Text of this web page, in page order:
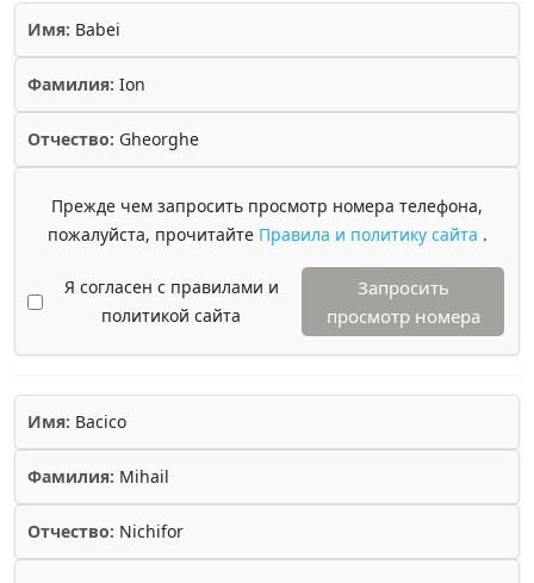
Имя: Babei
Фамилия: Ion
Отчество: Gheorghe
Прежде чем запросить просмотр номера телефона,
пожалуйста, прочитайте Правила и политику сайта .
Я согласен с правилами и
политикой сайта
Запросить
просмотр номера
Имя: Bacico
Фамилия: Mihail
Отчество: Nichifor